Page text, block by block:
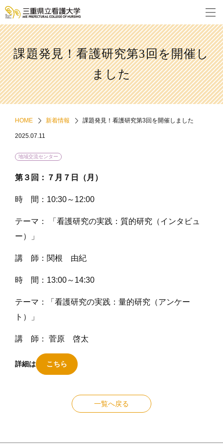
課題発見！看護研究第3回を開催し
ました
HOME 新着情報 課題発見！看護研究第3回を開催しました
2025.07.11
地域交流センター
第３回：７月７日（月）
時 間：10:30～12:00
テーマ： 「看護研究の実践：質的研究（インタビュ
ー）」
講 師：関根 由紀
時 間：13:00～14:30
テーマ：「看護研究の実践：量的研究（アンケー
ト）」
講 師： 菅原 啓太
詳細は こちら
一覧へ戻る